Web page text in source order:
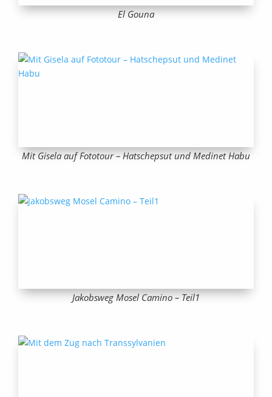
El Gouna
Mit Gisela auf Fototour – Hatschepsut und Medinet Habu
Jakobsweg Mosel Camino – Teil1